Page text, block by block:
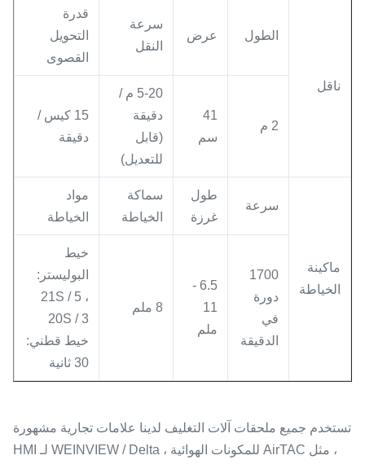
ناقل
الطول عرض
سرعة
النقل
قدرة
التحويل
القصوى
2 م
41
سم
5-20 م /
دقيقة
(قابل
للتعديل)
15 كيس /
دقيقة
ماكينة
الخياطة
سرعة
طول
غرزة
سماكة
الخياطة
مواد
الخياطة
1700
دورة
في
الدقيقة
6.5 -
11
ملم
8 ملم
خيط
البوليستر:
21S / 5 ،
20S / 3
خيط قطني:
30 ثانية
تستخدم جميع ملحقات آلات التغليف لدينا علامات تجارية مشهورة
، مثل AirTAC للمكونات الهوائية ، WEINVIEW / Delta لـ HMI